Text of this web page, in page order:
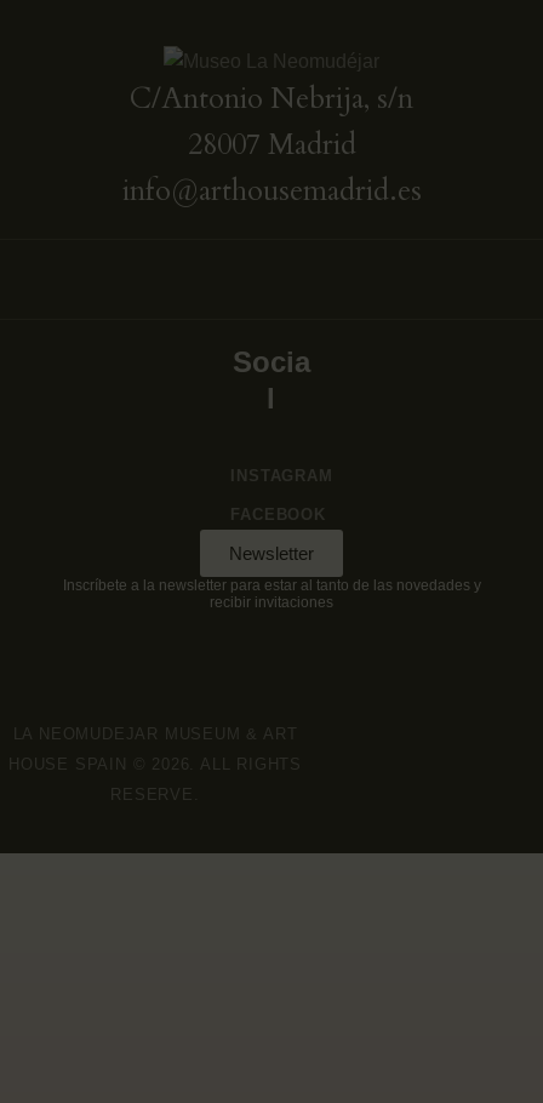
C/Antonio Nebrija, s/n
28007 Madrid
info@arthousemadrid.es
Socia
l
INSTAGRAM
FACEBOOK
Newsletter
Inscríbete a la newsletter para estar al tanto de las novedades y
recibir invitaciones
LA NEOMUDEJAR MUSEUM & ART
HOUSE SPAIN © 2026. ALL RIGHTS
RESERVE.